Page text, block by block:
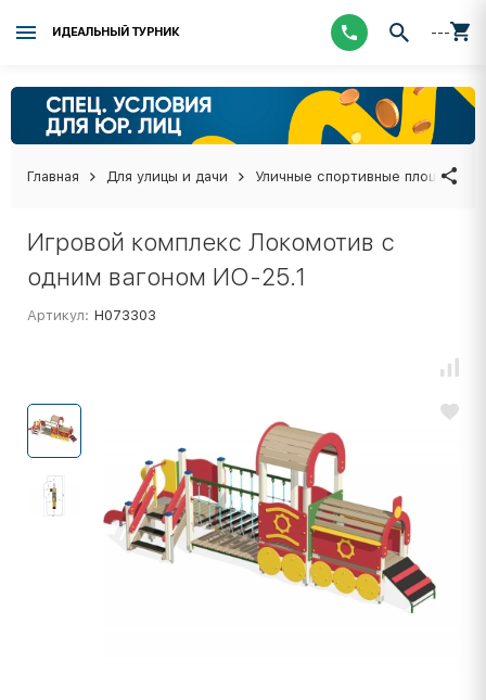
ИДЕАЛЬНЫЙ ТУРНИК ---
Главная Для улицы и дачи Уличные спортивные площадки
Игровой комплекс Локомотив с
одним вагоном ИО-25.1
Артикул: Н073303